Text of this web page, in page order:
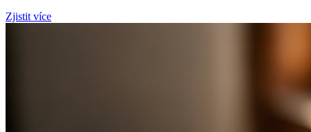
Zjistit více